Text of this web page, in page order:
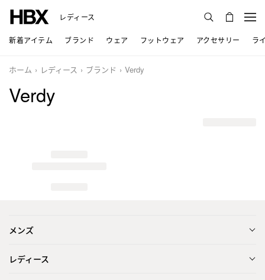
レディース
新着アイテム ブランド ウェア フットウェア アクセサリー ラ
ホーム レディース ブランド Verdy
Verdy
メンズ
レディース